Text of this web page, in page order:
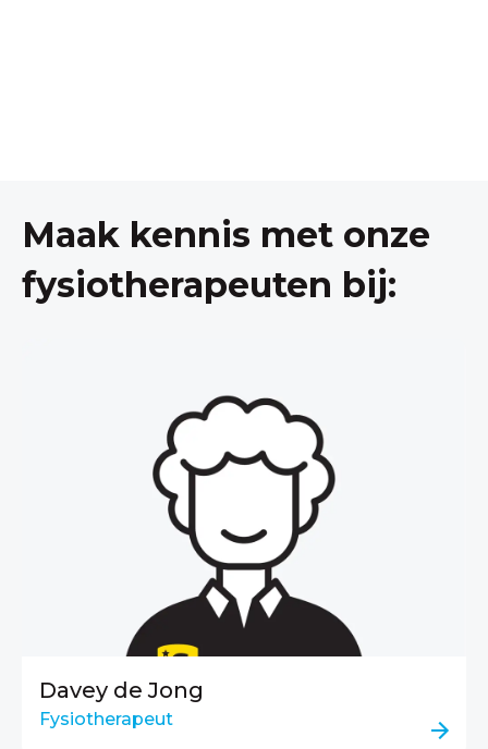
Maak kennis met onze
fysiotherapeuten bij:
Davey de Jong
Fysiotherapeut